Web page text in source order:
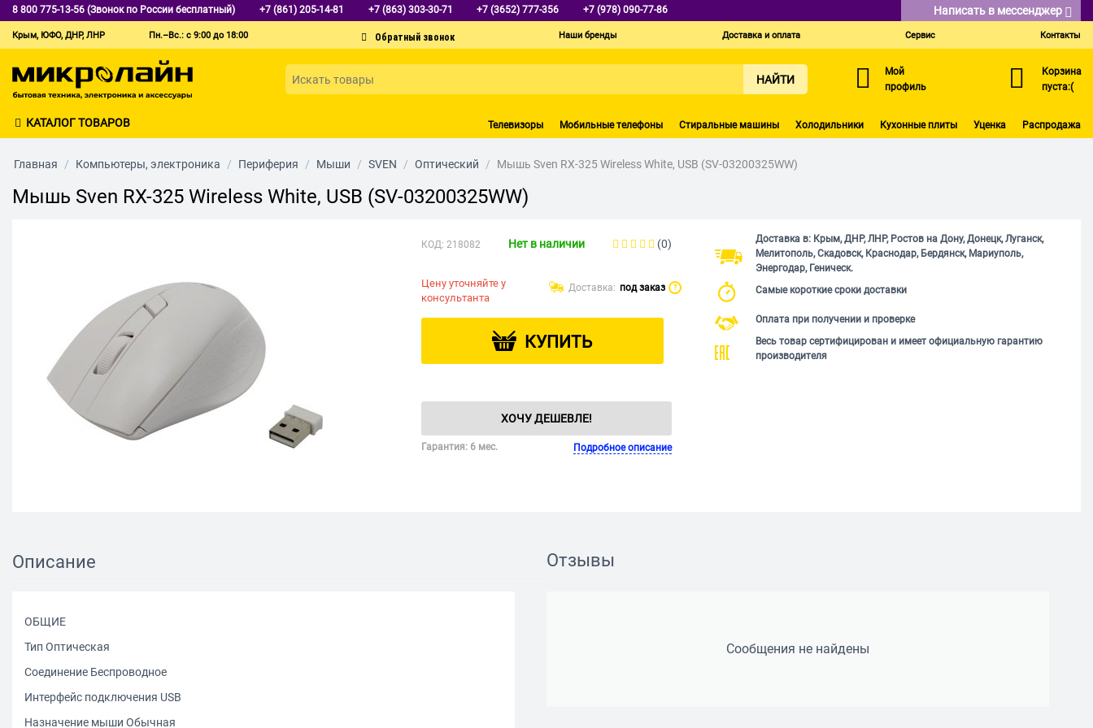
8 800 775-13-56 (Звонок по России бесплатный) +7 (861) 205-14-81 +7 (863) 303-30-71 +7 (3652) 777-356 +7 (978) 090-77-86 Написать в мессенджер
Крым, ЮФО, ДНР, ЛНР Пн.–Вс.: с 9:00 до 18:00 Наши бренды Доставка и оплата Сервис Контакты
НАЙТИ
Мой
профиль
Корзина
пуста:(
КАТАЛОГ ТОВАРОВ Телевизоры Мобильные телефоны Стиральные машины Холодильники Кухонные плиты Уценка Распродажа
Главная / Компьютеры, электроника / Периферия / Мыши / SVEN / Оптический / Мышь Sven RX-325 Wireless White, USB (SV-03200325WW)
Мышь Sven RX-325 Wireless White, USB (SV-03200325WW)
КОД: 218082 Нет в наличии (0)
Цену уточняйте у
консультанта
Доставка: под заказ ?
КУПИТЬ
ХОЧУ ДЕШЕВЛЕ!
Гарантия: 6 мес. Подробное описание
Доставка в: Крым, ДНР, ЛНР, Ростов на Дону, Донецк, Луганск,
Мелитополь, Скадовск, Краснодар, Бердянск, Мариуполь,
Энергодар, Геническ.
Самые короткие сроки доставки
Оплата при получении и проверке
Весь товар сертифицирован и имеет официальную гарантию
производителя
Описание
ОБЩИЕ
Тип Оптическая
Соединение Беспроводное
Интерфейс подключения USB
Назначение мыши Обычная
Отзывы
Сообщения не найдены